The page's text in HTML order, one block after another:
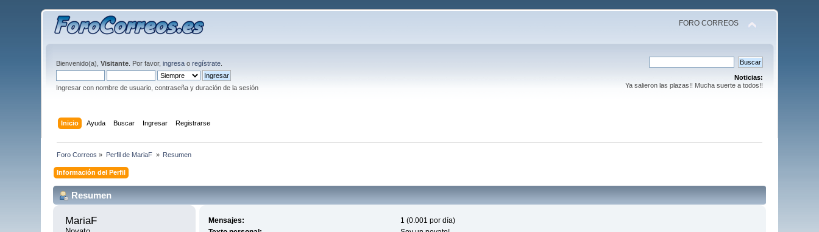
FORO CORREOS
Bienvenido(a),Visitante . Por favor,ingresa oregístrate
Ingresar con nombre de usuario, contraseña y duración de la sesión
Noticias:
Ya salieron las plazas!! Mucha suerte a todos!!
Inicio Ayuda Buscar Ingresar Registrarse
Foro Correos » Perfil de MariaF » Resumen
Información del Perfil
Resumen
MariaF Mensajes:
1 (0.001 por día)